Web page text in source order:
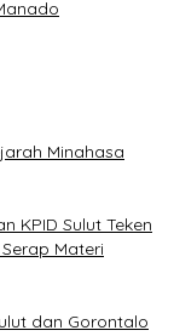
Minahasa
KPID Sulut Teken
Materi
dan Gorontalo